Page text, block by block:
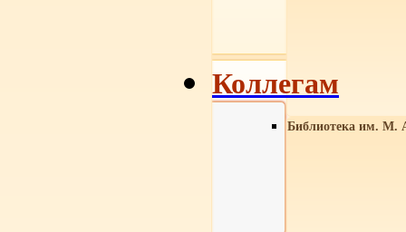
Библиотека им. М.
Коллегам